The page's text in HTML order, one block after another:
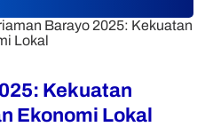
Barayo 2025: Kekuatan
Lokal
Kekuatan
Ekonomi Lokal